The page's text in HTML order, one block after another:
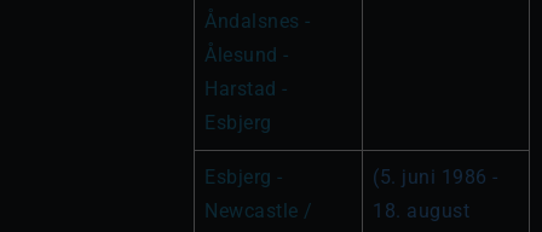
Åndalsnes -
Ålesund -
Harstad -
Esbjerg
Esbjerg -
Newcastle /
(5. juni 1986 -
18. august